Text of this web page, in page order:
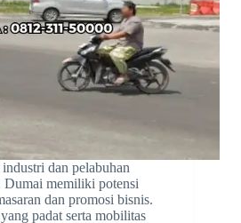
dan pelabuhan
memiliki potensi
dan promosi bisnis.
padat serta mobilitas